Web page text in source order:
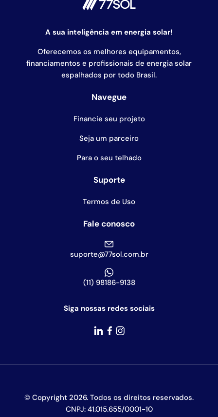
A sua inteligência em energia solar!
Oferecemos os melhores equipamentos,
financiamentos e profissionais de energia solar
espalhados por todo Brasil.
Navegue
Financie seu projeto
Seja um parceiro
Para o seu telhado
Suporte
Termos de Uso
Fale conosco
suporte@77sol.com.br
(11) 98186-9138
Siga nossas redes sociais
© Copyright 2026. Todos os direitos reservados.
CNPJ: 41.015.655/0001-10